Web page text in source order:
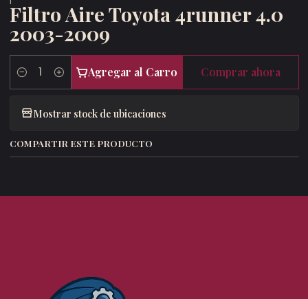
Filtro Aire Toyota 4runner 4.0
2003-2009
Cantidad
Agregar al Carro Comprar ahora
Mostrar stock de ubicaciones
COMPARTIR ESTE PRODUCTO